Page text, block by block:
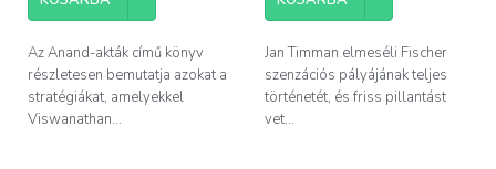
Az Anand-akták című könyv
részletesen bemutatja azokat a
stratégiákat, amelyekkel
Viswanathan...
Jan Timman elmeséli Fischer
szenzációs pályájának teljes
történetét, és friss pillantást
vet...